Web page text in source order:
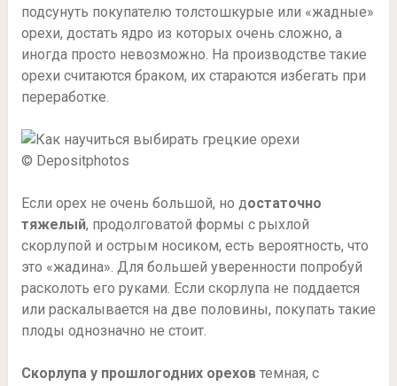
подсунуть покупателю толстошкурые или «жадные»
орехи, достать ядро из которых очень сложно, а
иногда просто невозможно. На производстве такие
орехи считаются браком, их стараются избегать при
переработке.
© Depositphotos
Если орех не очень большой, но достаточно
тяжелый, продолговатой формы с рыхлой
скорлупой и острым носиком, есть вероятность, что
это «жадина». Для большей уверенности попробуй
расколоть его руками. Если скорлупа не поддается
или раскалывается на две половины, покупать такие
плоды однозначно не стоит.
Скорлупа у прошлогодних ореховтемная, с